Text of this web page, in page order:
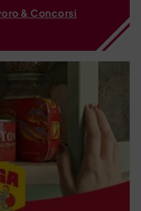
& Concorsi